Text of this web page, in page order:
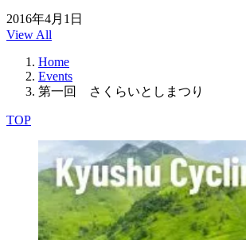
2016年4月1日
View All
Home
Events
第一回 さくらいとしまつり
TOP